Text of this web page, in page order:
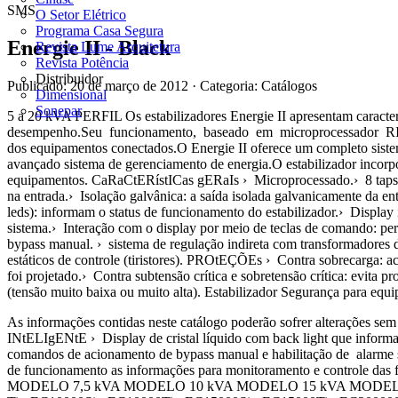
O Setor Elétrico
Programa Casa Segura
Revista Lume Arquitetura
Revista Potência
Distribuidor
Dimensional
Sonepar
SMS
Energie II - Black
Publicado: 20 de março de 2012 · Categoria: Catálogos
5 a 20 kVA PERFIL Os estabilizadores Energie II apresentam
desempenho.Seu funcionamento, baseado em microprocessador
dos equipamentos conectados.O Energie II oferece um completo
avançado sistema de gerenciamento de energia.O estabilizador
equipamentos. CaRaCtERístICas gERaIs › Microprocessado.› 8
na entrada.› Isolação galvânica: a saída isolada galvanicamente da
leds): informam o status de funcionamento do estabilizador.›
sistema.› Interação com o display por meio de teclas de comando:
bypass manual. › sistema de regulação indireta com
estáticos de controle (tiristores). PROtEÇÕEs › Contra sobrecarga:
foi projetado.› Contra subtensão crítica e sobretensão crítica: evita
(tensão muito baixa ou muito alta). Estabilizador Segurança para
As informações contidas neste catálogo poderão sofrer
INtELIgENtE › Display de cristal líquido com back light que informa
comandos de acionamento de bypass manual e habilitação de
de funcionamento as informações para monitoramento e controle
MODELO 7,5 kVA MODELO 10 kVA MODELO 15 kVA